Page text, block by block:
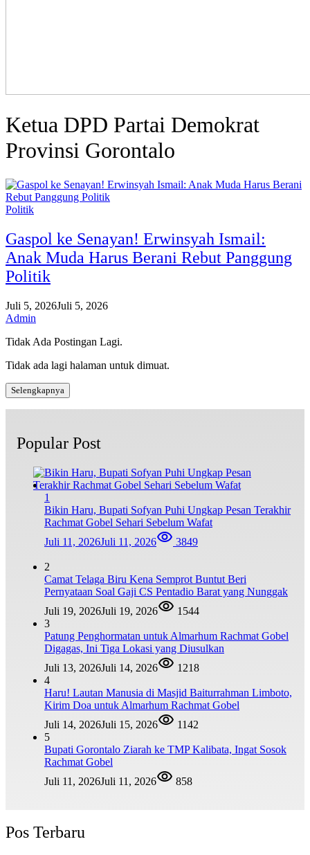
Ketua DPD Partai Demokrat
Provinsi Gorontalo
Politik
Gaspol ke Senayan! Erwinsyah Ismail:
Anak Muda Harus Berani Rebut Panggung
Politik
Juli 5, 2026Juli 5, 2026
Admin
Tidak Ada Postingan Lagi.
Tidak ada lagi halaman untuk dimuat.
Selengkapnya
Popular Post
1
Bikin Haru, Bupati Sofyan Puhi Ungkap Pesan Terakhir
Rachmat Gobel Sehari Sebelum Wafat
Juli 11, 2026Juli 11, 2026 3849
2
Camat Telaga Biru Kena Semprot Buntut Beri
Pernyataan Soal Gaji CS Pentadio Barat yang Nunggak
Juli 19, 2026Juli 19, 2026
1544
3
Patung Penghormatan untuk Almarhum Rachmat Gobel
Digagas, Ini Tiga Lokasi yang Diusulkan
Juli 13, 2026Juli 14, 2026
1218
4
Haru! Lautan Manusia di Masjid Baiturrahman Limboto,
Kirim Doa untuk Almarhum Rachmat Gobel
Juli 14, 2026Juli 15, 2026
1142
5
Bupati Gorontalo Ziarah ke TMP Kalibata, Ingat Sosok
Rachmat Gobel
Juli 11, 2026Juli 11, 2026 858
Pos Terbaru